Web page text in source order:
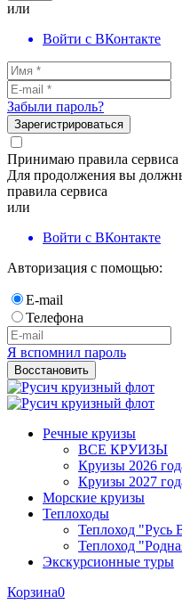
или
Войти с ВКонтакте
Забыли пароль?
Зарегистрироваться
Принимаю правила сервиса
Для продолжения вы
правила сервиса
или
Войти с ВКонтакте
Авторизация с помощью:
E-mail
Телефона
Я вспомнил пароль
Восстановить
Речные круизы
ВСЕ КРУИЗЫ
Круизы 2026
Круизы 2027
Морские круизы
Теплоходы
Теплоход "Русь
Теплоход
Экскурсионные туры
Корзина0